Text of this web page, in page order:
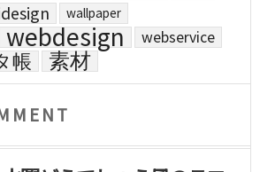
wallpaper
webdesign webservice
帳 素材